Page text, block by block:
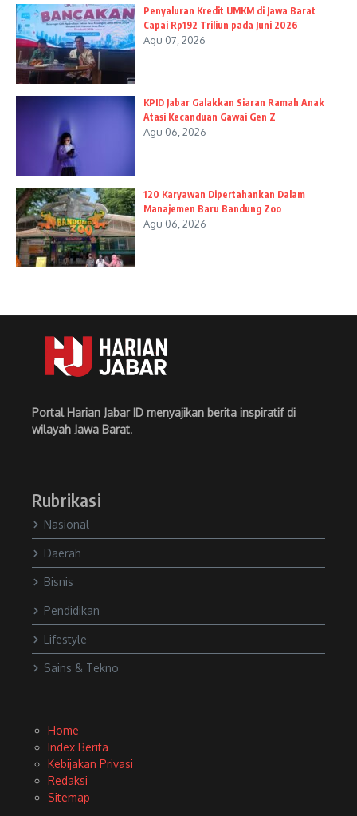
Penyaluran Kredit UMKM di Jawa Barat
Capai Rp192 Triliun pada Juni 2026
Agu 07, 2026
KPID Jabar Galakkan Siaran Ramah Anak
Atasi Kecanduan Gawai Gen Z
Agu 06, 2026
120 Karyawan Dipertahankan Dalam
Manajemen Baru Bandung Zoo
Agu 06, 2026
Portal Harian Jabar ID menyajikan berita inspiratif di
wilayah Jawa Barat.
Rubrikasi
Nasional
Daerah
Bisnis
Pendidikan
Lifestyle
Sains & Tekno
Home
Index Berita
Kebijakan Privasi
Redaksi
Sitemap